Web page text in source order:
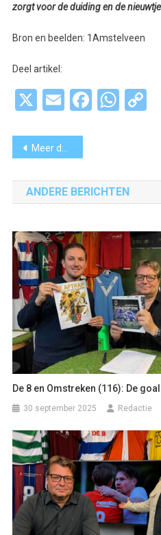
zorgt voor de duiding en de
Bron en beelden: 1Amstelveen
Deel artikel:
X Email
Bericht
navigatie
Meer dan 3.200 handtekeningen voor veiligere rotondes
ANDERE BERICHTEN
De 8 en Omstreken (116): De
30 september 2025 Redactie